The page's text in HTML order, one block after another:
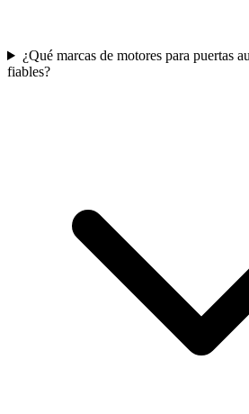
¿Qué marcas de motores para puertas
fiables?